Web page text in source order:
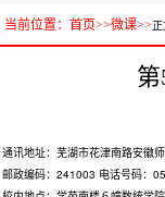
当前位置： 首页>>微课>>
通讯地址：芜湖市花津南路安徽
邮政编码：241003 电话号码：